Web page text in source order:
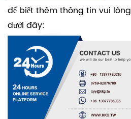
để biết thêm thông tin vui
dưới đây: